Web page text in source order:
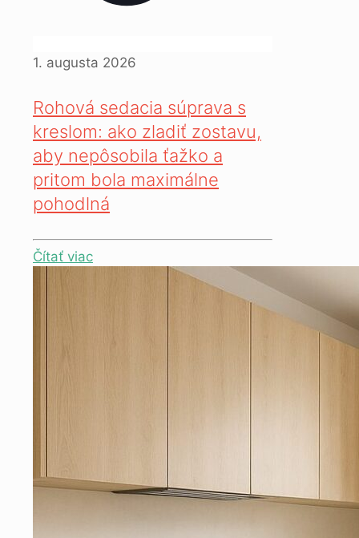
1. augusta 2026
Rohová sedacia súprava s
kreslom: ako zladiť zostavu,
aby nepôsobila ťažko a
pritom bola maximálne
pohodlná
Čítať viac